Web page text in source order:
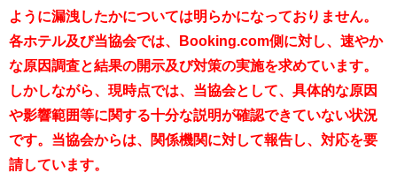
ように漏洩したかについては明らかになっておりません。
各ホテル及び当協会では、Booking.com側に対し、速やか
な原因調査と結果の開示及び対策の実施を求めています。
しかしながら、現時点では、当協会として、具体的な原因
や影響範囲等に関する十分な説明が確認できていない状況
です。当協会からは、関係機関に対して報告し、対応を要
請しています。